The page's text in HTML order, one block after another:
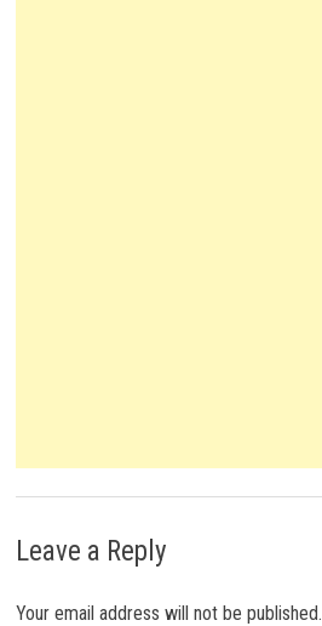
Leave a Reply
Your email address will not be published.